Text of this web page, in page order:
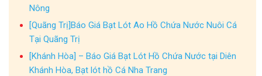
Nông
[Quãng Trị]Báo Giá Bạt Lót Ao Hồ Chứa Nước Nuôi Cá
Tại Quãng Trị
[Khánh Hòa] – Báo Giá Bạt Lót Hồ Chứa Nước tại Diên
Khánh Hòa, Bạt lót hồ Cá Nha Trang